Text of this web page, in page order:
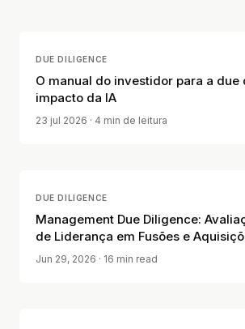
DUE DILIGENCE
O manual do investidor para a
impacto da IA
23 jul 2026 · 4 min de leitura
DUE DILIGENCE
Management Due Diligence:
de Liderança em Fusões e
Jun 29, 2026 · 16 min read